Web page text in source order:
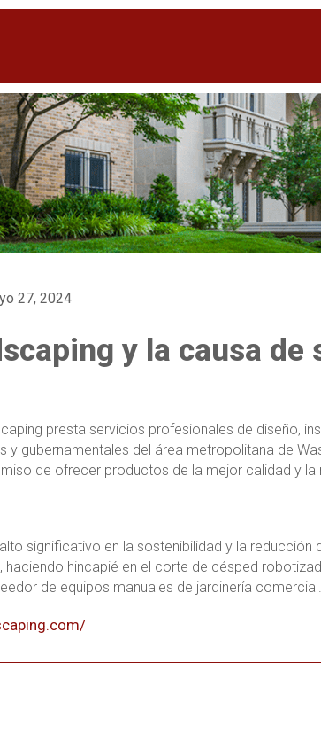
27, 2024
y la causa de
presta servicios profesionales de diseño,
y gubernamentales del área metropolitana de
de ofrecer productos de la mejor calidad y
significativo en la sostenibilidad y la
hincapié en el corte de césped
de equipos manuales de jardinería comercial.